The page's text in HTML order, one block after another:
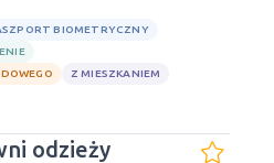
BIOMETRYCZNY
Z MIESZKANIEM
odzieży